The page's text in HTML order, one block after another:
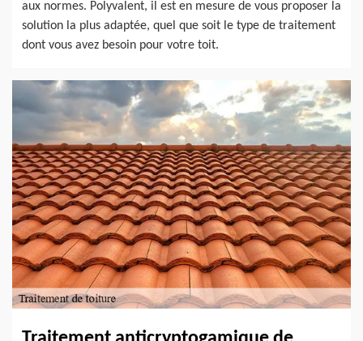
aux normes. Polyvalent, il est en mesure de vous proposer la
solution la plus adaptée, quel que soit le type de traitement
dont vous avez besoin pour votre toit.